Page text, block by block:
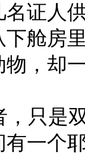
证人
舱房
，却
只是
一个